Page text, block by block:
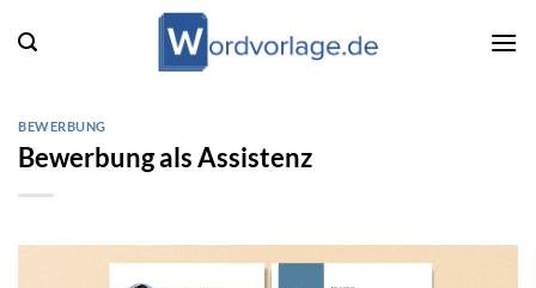
Inhalt
BEWERBUNG
Bewerbung als Assistenz